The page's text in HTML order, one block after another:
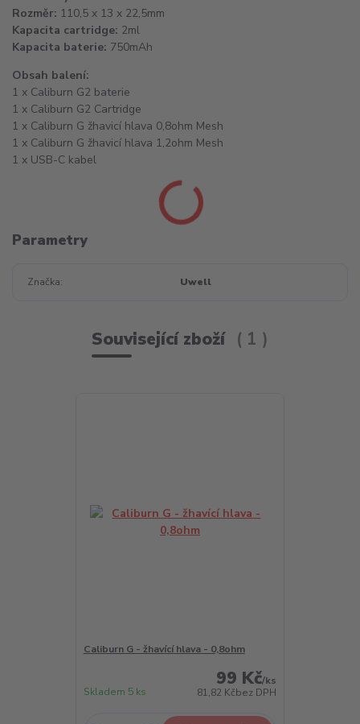
Rozměr: 110,5 x 13 x 22,5mm
Kapacita cartridge: 2ml
Kapacita baterie: 750mAh
Obsah balení:
1 x Caliburn G2 baterie
1 x Caliburn G2 Cartridge
1 x Caliburn G žhavicí hlava 0,8ohm Mesh
1 x Caliburn G žhavicí hlava 1,2ohm Mesh
1 x USB-C kabel
Parametry
Značka Uwell
Související zboží 1
Caliburn G - žhavící hlava - 0,8ohm
99 Kč/ks
81,82 Kčbez DPH
Skladem 5 ks